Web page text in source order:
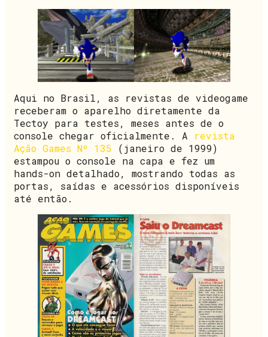
Aqui no Brasil, as revistas de videogame
receberam o aparelho diretamente da
Tectoy para testes, meses antes de o
console chegar oficialmente. A revista
Ação Games Nº 135 (janeiro de 1999)
estampou o console na capa e fez um
hands-on detalhado, mostrando todas as
portas, saídas e acessórios disponíveis
até então.